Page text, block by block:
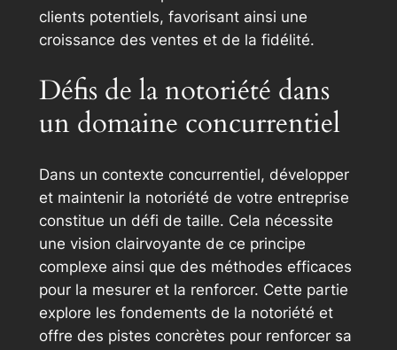
clients potentiels, favorisant ainsi une
croissance des ventes et de la fidélité.
Défis de la notoriété dans
un domaine concurrentiel
Dans un contexte concurrentiel, développer
et maintenir la notoriété de votre entreprise
constitue un défi de taille. Cela nécessite
une vision clairvoyante de ce principe
complexe ainsi que des méthodes efficaces
pour la mesurer et la renforcer. Cette partie
explore les fondements de la notoriété et
offre des pistes concrètes pour renforcer sa